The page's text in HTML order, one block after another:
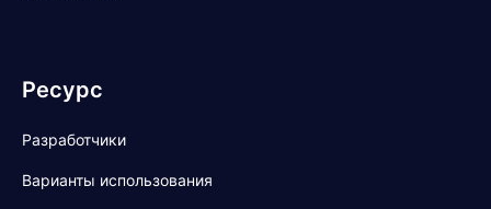
Ресурс
Разработчики
Варианты использования